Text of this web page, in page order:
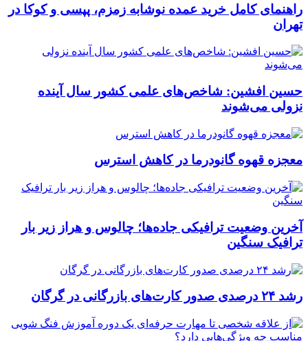
راهنمای کامل خرید عمده نوشابه زمزم، پپسی و کوکا در
تهران
حسین افشین: شاخص‌های علمی کشور سال آینده
نزولی می‌شوند
معجزه قهوه گانودرما در کاهش استرس
آخرین وضعیت ترافیکی جاده‌ها؛ چالوس و هراز زیر بار
ترافیک سنگین
رشد ۲۴ درصدی صدور کارت‌های بازرگانی در گرگان